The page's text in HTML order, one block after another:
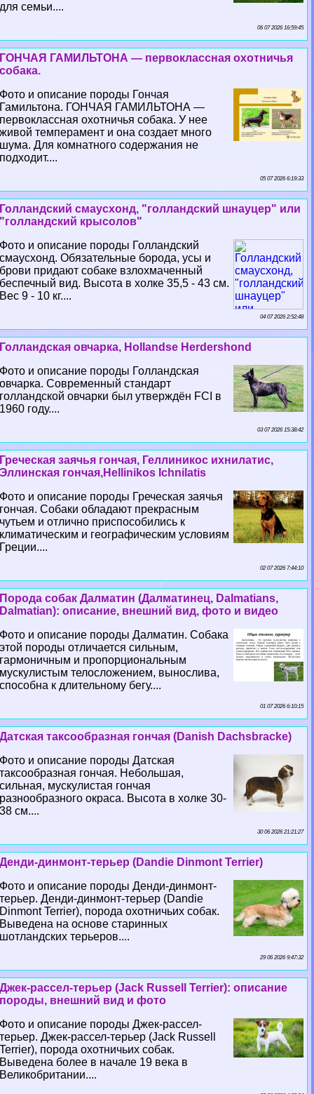
для семьи....
06 07 2026 16:59:45
ГОНЧАЯ ГАМИЛЬТОНА — первоклассная охотничья
собака.
Фото и описание породы Гончая
Гамильтона. ГОНЧАЯ ГАМИЛЬТОНА —
первоклассная охотничья собака. У нее
живой темперамент и она создает много
шума. Для комнатного содержания не
подходит....
05 07 2026 6:19:33
Голландский смаусхонд, "голландский шнауцер" или
"голландский крысолов"
Фото и описание породы Голландский
смаусхонд. Обязательные борода, усы и
брови придают собаке взлохмаченный
беспечный вид. Высота в холке 35,5 - 43 см.
Вес 9 - 10 кг....
04 07 2026 2:52:48
Голландская овчарка, Hollandse Herdershond
Фото и описание породы Голландская
овчарка. Современный стандарт
голландской овчарки был утверждён FCI в
1960 году....
03 07 2026 15:38:42
Греческая заячья гончая, Геллиникос ихнилатис,
Эллинская гончая,Hellinikos Ichnilatis
Фото и описание породы Греческая заячья
гончая. Собаки обладают прекрасным
чутьем и отлично приспособились к
климатическим и географическим условиям
Греции....
02 07 2026 7:44:10
Порода собак Далматин (Далматинец, Dalmatians,
Dalmatian): описание, внешний вид, фото и видео
Фото и описание породы Далматин. Собака
этой породы отличается сильным,
гармоничным и пропорциональным
мускулистым телосложением, вынослива,
способна к длительному бегу....
01 07 2026 6:10:15
Датская таксообразная гончая (Danish Dachsbracke)
Фото и описание породы Датская
таксообразная гончая. Небольшая,
сильная, мускулистая гончая
разнообразного окраса. Высота в холке 30-
38 см....
30 06 2026 21:21:27
Денди-динмонт-терьер (Dandie Dinmont Terrier)
Фото и описание породы Денди-динмонт-
терьер. Денди-динмонт-терьер (Dandie
Dinmont Terrier), порода охотничьих собак.
Выведена на основе старинных
шотландских терьеров....
29 06 2026 9:47:32
Джек-рассел-терьер (Jack Russell Terrier): описание
породы, внешний вид и фото
Фото и описание породы Джек-рассел-
терьер. Джек-рассел-терьер (Jack Russell
Terrier), порода охотничьих собак.
Выведена более в начале 19 века в
Великобритании....